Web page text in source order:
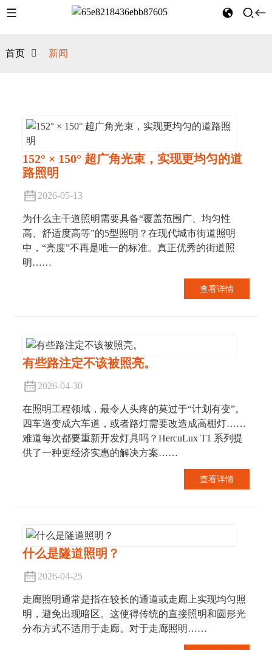
首页 新闻
152° × 150° 超广角光束，实现更均匀的道
路照明
2026-05-13
为什么主干道照明需要具备“覆盖范围广、均匀性
高、舒适度高等”的5型照明？在现代城市街道照明
中，“亮度”不再是唯一的标准。真正优秀的街道照
明……
查看详情
有些路注定不该被照亮。
2026-04-30
在照明工程领域，最令人头疼的莫过于“计划有变”。
四车道变成六车道，或者路灯需要改造成高棚灯……
难道每次都要重新开发灯具吗？HercuLux T1 系列提
供了一种更经济实惠的解决方案……
查看详情
什么是隧道照明？
2026-04-25
走廊照明通常是指在较长的通道或走廊上实现均匀照
明，避免出现暗区。这使得传统的直接照明和圆形光
分布方式不适用于走廊。对于走廊照明……